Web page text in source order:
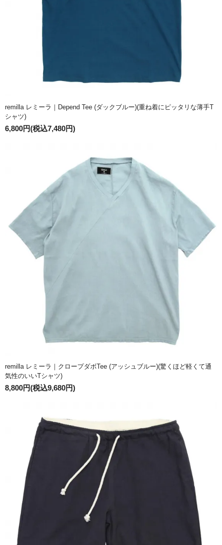
remilla レミーラ｜Depend Tee (ダックブルー)(重ね着にピッタリな薄手T
シャツ)
6,800円(税込7,480円)
remilla レミーラ｜クロープダボTee (アッシュブルー)(驚くほど軽くて通
気性のいいTシャツ)
8,800円(税込9,680円)